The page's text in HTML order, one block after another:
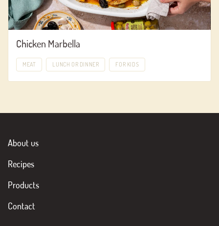
Chicken Marbella
MEAT LUNCH OR DINNER FOR KIDS
About us
Recipes
Products
Contact